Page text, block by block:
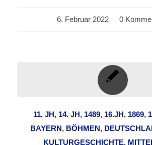
6. Februar 2022
/ 0
11. JH, 14. JH, 1489, 16.JH, 1869,
BAYERN, BÖHMEN,
KULTURGESCHICHTE,